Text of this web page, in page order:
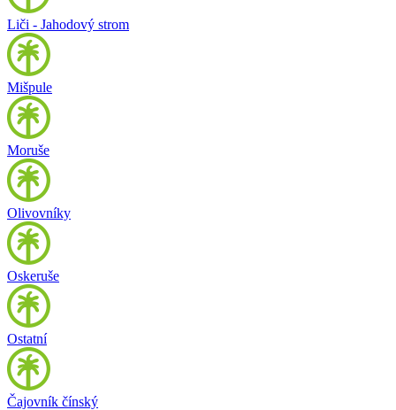
Liči - Jahodový strom
Mišpule
Moruše
Olivovníky
Oskeruše
Ostatní
Čajovník čínský